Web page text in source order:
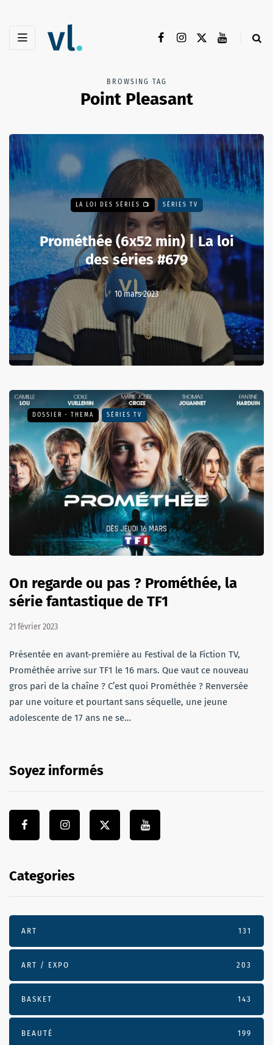
BROWSING TAG
Point Pleasant
LA LOI DES SÉRIES 📺 SÉRIES TV
Prométhée (6x52 min) | La loi
des séries #679
10 mars 2023
DOSSIER - THEMA SÉRIES TV
On regarde ou pas ? Prométhée, la
série fantastique de TF1
21 février 2023
Présentée en avant-première au Festival de la Fiction TV,
Prométhée arrive sur TF1 le 16 mars. Que vaut ce nouveau
gros pari de la chaîne ? C’est quoi Prométhée ? Renversée
par une voiture et pourtant sans séquelle, une jeune
adolescente de 17 ans ne se…
Soyez informés
Categories
ART 131
ART / EXPO 203
BASKET 143
BEAUTÉ 199